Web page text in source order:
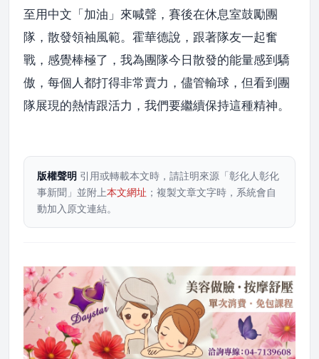
至用中文「加油」來喊聲，賽後在休息室鼓勵團
隊，散發領袖風範。霍華德說，跟著隊友一起奮
戰，感覺棒極了，我為團隊今日散發的能量感到驕
傲，每個人都打得非常賣力，儘管輸球，但看到團
隊展現的熱情跟活力，我們要繼續保持這種精神。
版權聲明 引用或轉載本文時，請註明來源「彰化人彰化
事新聞」並附上本文網址 ；複製文章文字時，系統會自
動加入原文連結。